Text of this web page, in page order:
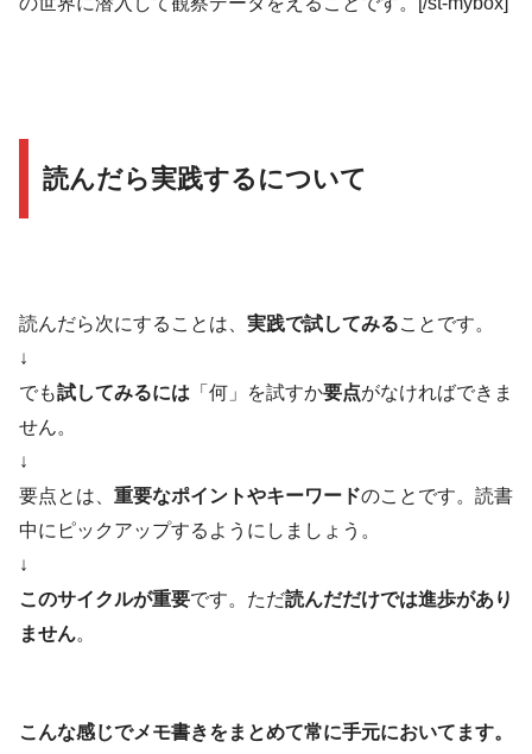
読んだら実践するについて
読んだら次にすることは、 実践で試してみることです。
↓
でも試してみるには 「何」を試すか要点がなければできま
せん。
↓
要点とは、 重要なポイントやキーワードのことです。読書
中にピックアップするようにしましょう。
↓
このサイクルが重要です。ただ読んだだけでは進歩があり
ません。
こんな感じでメモ書きをまとめて常に手元においてます。